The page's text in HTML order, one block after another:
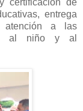
certificación de
entrega
atención a las
al niño y al